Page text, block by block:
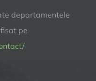
departamentele
pe